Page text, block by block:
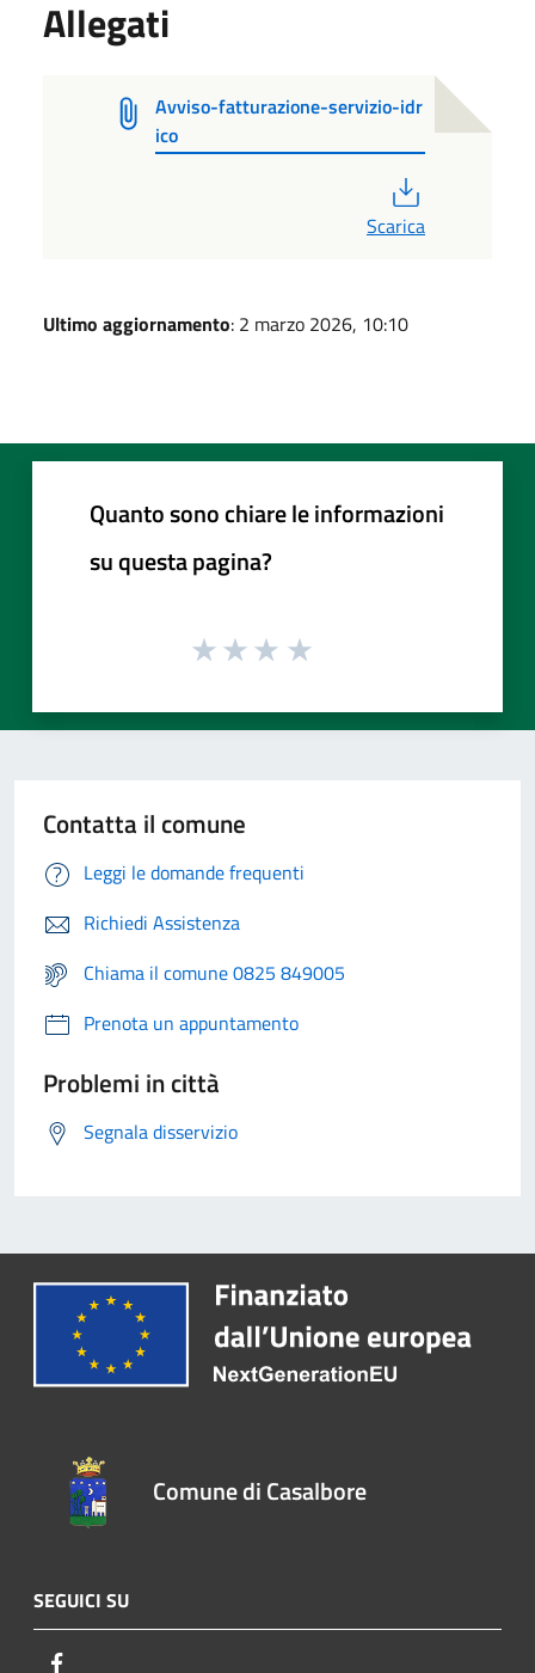
Allegati
Avviso-fatturazione-servizio-idr
ico
Scarica
Ultimo aggiornamento: 2 marzo 2026, 10:10
Quanto sono chiare le informazioni
su questa pagina?
Contatta il comune
Leggi le domande frequenti
Richiedi Assistenza
Chiama il comune 0825 849005
Prenota un appuntamento
Problemi in città
Segnala disservizio
Comune di Casalbore
SEGUICI SU